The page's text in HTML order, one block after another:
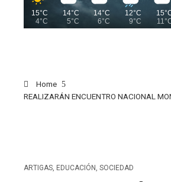
15°C
4°C
14°C
5°C
14°C
6°C
12°C
9°C
Home
REALIZARÁN ENCUENTRO NACIONAL
ARTIGAS, EDUCACIÓN , SOCIEDAD